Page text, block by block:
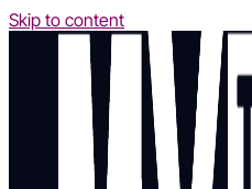
Skip to content